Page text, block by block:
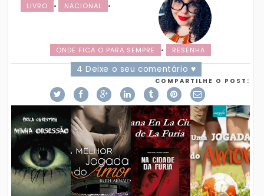
LIVRO
• NACIONAL •
ONDE FICA O PARA SEMPRE • RESENHA
4 Deixe o seu comentário ♥
COMPARTILHE O POST: